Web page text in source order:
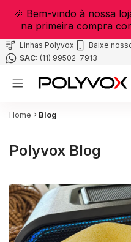
🎉 Bem-vindo à nossa
na primeira compra
Linhas Polyvox Baixe
(11) 99502-7913
Home Blog
Polyvox Blog